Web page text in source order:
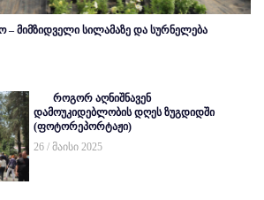
– მიმზიდველი სილამაზე და სურნელება
როგორ აღნიშნავენ
დამოუკიდებლობის დღეს ზუგდიდში
(ფოტორეპორტაჟი)
26 / მაისი 2025